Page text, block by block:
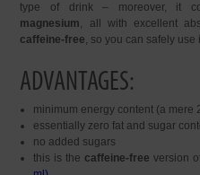
type of drink – moreover, it
magnesium, all with excellent
caffeine-free, so you can safely
ADVANTAGES:
minimum energy content (a mere
essentially zero fat and sugar
no added sugars
this is the caffeine-free version